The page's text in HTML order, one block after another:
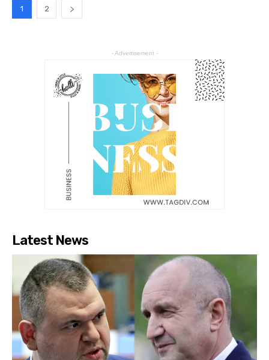
1 2
- Advertisement -
Latest News